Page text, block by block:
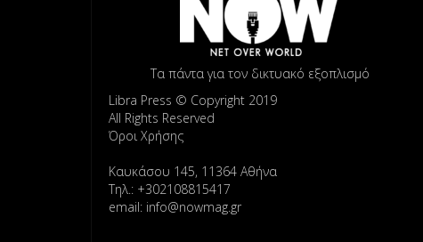
Τα πάντα για τον δικτυακό εξοπλισμό
Libra Press © Copyright 2019
All Rights Reserved
Όροι Χρήσης
Καυκάσου 145, 11364 Αθήνα
Τηλ.: +302108815417
email: info@nowmag.gr